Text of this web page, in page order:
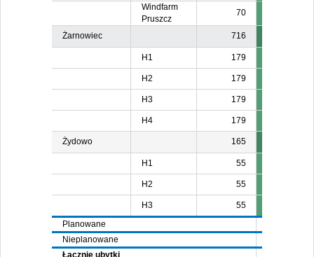
Windfarm
Pruszcz
70
Żarnowiec 716
H1 179
H2 179
H3 179
H4 179
Żydowo 165
H1 55
H2 55
H3
55
Planowane
Nieplanowane
Łącznie ubytki